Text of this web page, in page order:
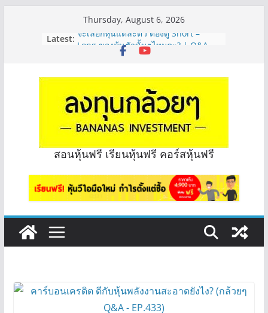
Thursday, August 6, 2026
Latest: จะเลือกหุ้นแต่ละตัว ต้องดู Short –
Long ของหุ้นตัวนั้นๆไหมคะ? | Q&A
ระยะยาว อุตสาหกรรมไหนดี? | Q&A
กล้วยๆ EP.1163
หุ้นซอสภูเขาทอง Sauce เหมาะถือเป็น
หุ้นปันผลไหม? | Q&A กล้วยๆ EP.1166
OSP vs CBG vs ICHI ควร DCA ตัวไหน
ดี? | Q&A กล้วยๆ EP.1165
รีวิวงบกลุ่ม Bank หุ้นไหนเหมาะถือเอา
สอนหุ้นฟรี เรียนหุ้นฟรี คอร์สหุ้นฟรี